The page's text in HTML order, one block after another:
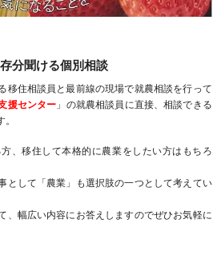
分聞ける個別相談
移住相談員と最前線の現場で就農相談を行って
援センター 」の就農相談員に直接、相談できる
、移住して本格的に農業をしたい方はもちろ
として「農業」も選択肢の一つとして考えてい
、幅広い内容にお答えしますのでぜひお気軽に